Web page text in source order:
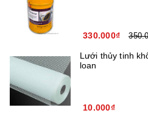
330.000₫
Lưới thủy tinh
loan
10.000₫